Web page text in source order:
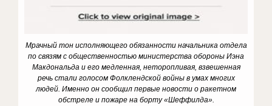
Мрачный тон исполняющего обязанности начальника отдела
по связям с общественностью министерства обороны Иэна
Макдональда и его медленная, неторопливая, взвешенная
речь стали голосом Фолклендской войны в умах многих
людей. Именно он сообщил первые новости о ракетном
обстреле и пожаре на борту «Шеффилда».